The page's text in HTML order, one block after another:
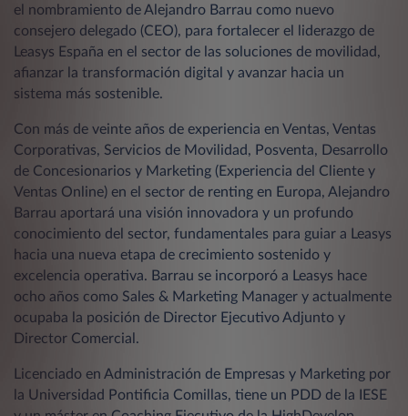
el nombramiento de Alejandro Barrau como nuevo
consejero delegado (CEO), para fortalecer el liderazgo de
Leasys España en el sector de las soluciones de movilidad,
afianzar la transformación digital y avanzar hacia un
sistema más sostenible.
Con más de veinte años de experiencia en Ventas, Ventas
Corporativas, Servicios de Movilidad, Posventa, Desarrollo
de Concesionarios y Marketing (Experiencia del Cliente y
Ventas Online) en el sector de renting en Europa, Alejandro
Barrau aportará una visión innovadora y un profundo
conocimiento del sector, fundamentales para guiar a Leasys
hacia una nueva etapa de crecimiento sostenido y
excelencia operativa. Barrau se incorporó a Leasys hace
ocho años como Sales & Marketing Manager y actualmente
ocupaba la posición de Director Ejecutivo Adjunto y
Director Comercial.
Licenciado en Administración de Empresas y Marketing por
la Universidad Pontificia Comillas, tiene un PDD de la IESE